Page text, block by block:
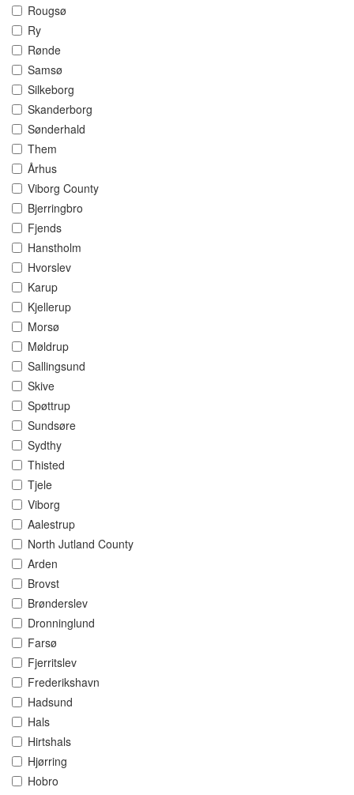
Rougsø
Ry
Rønde
Samsø
Silkeborg
Skanderborg
Sønderhald
Them
Århus
Viborg County
Bjerringbro
Fjends
Hanstholm
Hvorslev
Karup
Kjellerup
Morsø
Møldrup
Sallingsund
Skive
Spøttrup
Sundsøre
Sydthy
Thisted
Tjele
Viborg
Aalestrup
North Jutland County
Arden
Brovst
Brønderslev
Dronninglund
Farsø
Fjerritslev
Frederikshavn
Hadsund
Hals
Hirtshals
Hjørring
Hobro